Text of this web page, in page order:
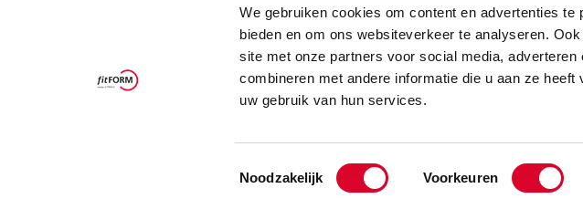
We gebruiken cookies om content en advertenties
bieden en om ons websiteverkeer te analyseren.
site met onze partners voor social media,
combineren met andere informatie die u aan ze
uw gebruik van hun services.
Toestemmingsselectie
Noodzakelijk Voorkeuren